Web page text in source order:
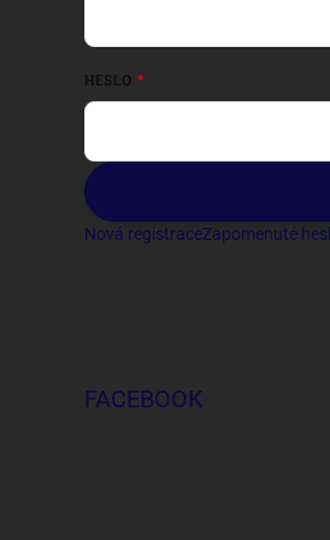
HESLO
Nová registraceZapomenuté
FACEBOOK